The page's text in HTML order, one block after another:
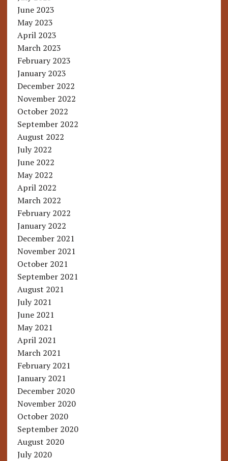
June 2023
May 2023
April 2023
March 2023
February 2023
January 2023
December 2022
November 2022
October 2022
September 2022
August 2022
July 2022
June 2022
May 2022
April 2022
March 2022
February 2022
January 2022
December 2021
November 2021
October 2021
September 2021
August 2021
July 2021
June 2021
May 2021
April 2021
March 2021
February 2021
January 2021
December 2020
November 2020
October 2020
September 2020
August 2020
July 2020